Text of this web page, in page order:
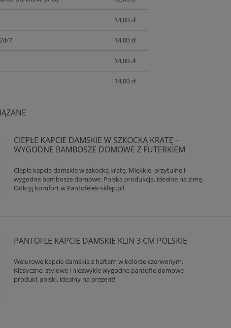
14,00 zł
7 14,00 zł
14,00 zł
14,00 zł
CIEPŁE KAPCIE DAMSKIE W SZKOCKĄ KRATĘ –
WYGODNE BAMBOSZE DOMOWE Z FUTERKIEM
Ciepłe kapcie damskie w szkocką kratę. Miękkie, przytulne i
wygodne bambosze domowe. Polska produkcja, idealne na zimę.
Odkryj komfort w Pantofelek-sklep.pl!
PANTOFLE KAPCIE DAMSKIE KLIN 3 CM POLSKIE
Welurowe kapcie damskie z haftem w kolorze czerwonym.
Klasyczne, stylowe i niezwykle wygodne pantofle domowe –
produkt polski, idealny na prezent!